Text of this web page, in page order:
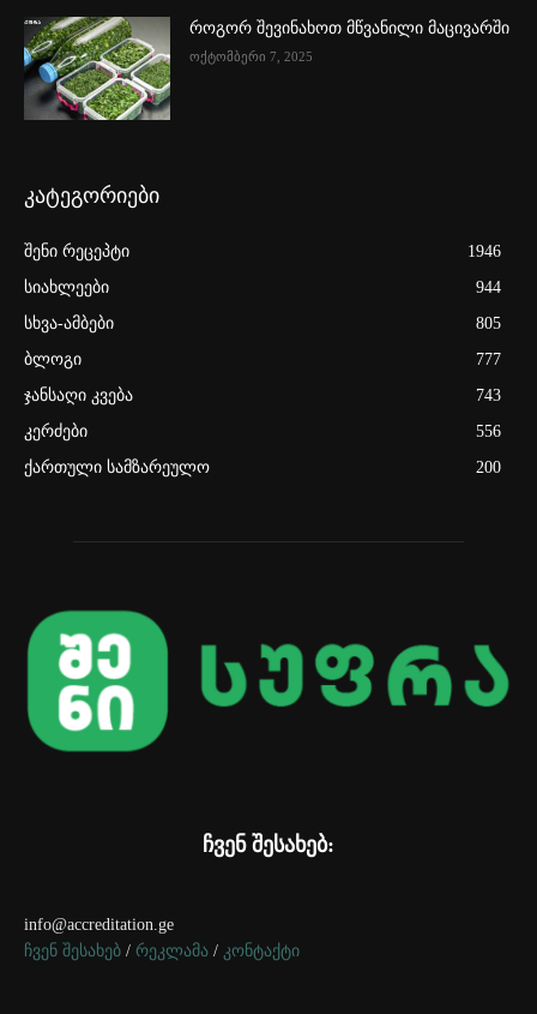
როგორ შევინახოთ მწვანილი მაცივარში
ოქტომბერი 7, 2025
კატეგორიები
შენი რეცეპტი
1946
სიახლეები
944
სხვა-ამბები
805
ბლოგი
777
ჯანსაღი კვება
743
კერძები
556
ქართული სამზარეულო
200
ჩვენ შესახებ:
info@accreditation.ge
ჩვენ შესახებ / რეკლამა / კონტაქტი